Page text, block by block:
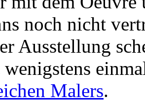
noch nicht
Ausstellung
Malers.